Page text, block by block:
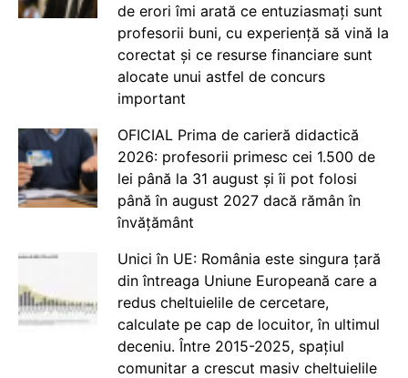
de erori îmi arată ce entuziasmați sunt
profesorii buni, cu experiență să vină la
corectat și ce resurse financiare sunt
alocate unui astfel de concurs
important
OFICIAL Prima de carieră didactică
2026: profesorii primesc cei 1.500 de
lei până la 31 august și îi pot folosi
până în august 2027 dacă rămân în
învățământ
Unici în UE: România este singura țară
din întreaga Uniune Europeană care a
redus cheltuielile de cercetare,
calculate pe cap de locuitor, în ultimul
deceniu. Între 2015-2025, spațiul
comunitar a crescut masiv cheltuielile